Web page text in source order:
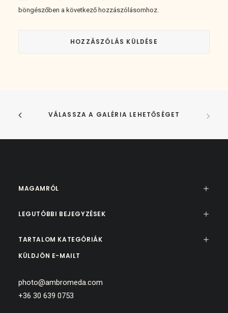
böngészőben a következő hozzászólásomhoz.
VÁLASSZA A GALÉRIA LEHETŐSÉGET
MAGAMRÓL
LEGUTÓBBI BEJEGYZÉSEK
TARTALOM KATEGÓRIÁK
KÜLDJÖN E-MAILT
photo@ambromeda.com
+36 30 639 0753